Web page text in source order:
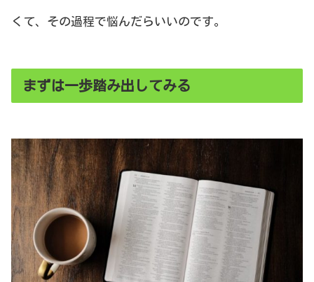
くて、その過程で悩んだらいいのです。
まずは一歩踏み出してみる